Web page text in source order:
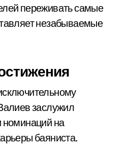
переживать самые
незабываемые
заслужил
номинаций на
баяниста.